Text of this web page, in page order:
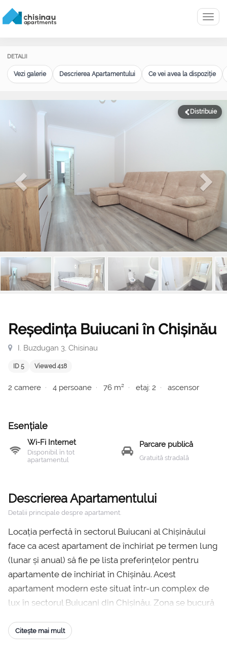
Menu
DETALII
Vezi galerie Descrierea Apartamentului Ce vei avea la dispoziție
Distribuie
Reședința Buiucani în Chișinău
I. Buzdugan 3, Chisinau
ID 5 Viewed 418
2 camere 4 persoane 76 m² etaj: 2 ascensor
Esențiale
Wi-Fi Internet
Disponibil în tot
apartamentul
Parcare publică
Gratuită stradală
Descrierea Apartamentului
Detalii principale despre apartament.
Locația perfectă în sectorul Buiucani al Chișinăului
face ca acest apartament de închiriat pe termen lung
(lunar și anual) să fie pe lista preferințelor pentru
apartamente de închiriat în Chișinău. Acest
apartament modern este situat într-un complex de
lux în sectorul Buiucani din Chișinău. Zona se bucură
alimentare amplasate convenabil la parter și acces
Citește mai mult